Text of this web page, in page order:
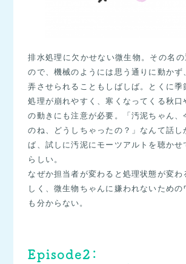
排水処理に欠かせない微生物。その名の
ので、機械のようには思う通りに動かず
弄させられることもしばしば。とくに季
処理が崩れやすく、寒くなってくる秋口
の動きにも注意が必要。「汚泥ちゃん、
のね、どうしちゃったの？」なんて話し
ば、試しに汚泥にモーツアルトを聴かせ
らしい。
なぜか担当者が変わると処理状態が変わ
しく、微生物ちゃんに嫌われないための
も分からない。
Episode2：